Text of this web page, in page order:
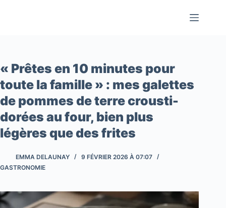
« Prêtes en 10 minutes pour
toute la famille » : mes galettes
de pommes de terre crousti-
dorées au four, bien plus
légères que des frites
EMMA DELAUNAY
9 FÉVRIER 2026 À 07:07
GASTRONOMIE